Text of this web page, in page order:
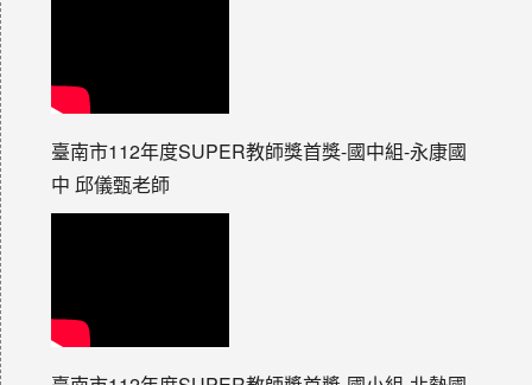
臺南市112年度SUPER教師獎首獎-國中組-永康國
中 邱儀甄老師